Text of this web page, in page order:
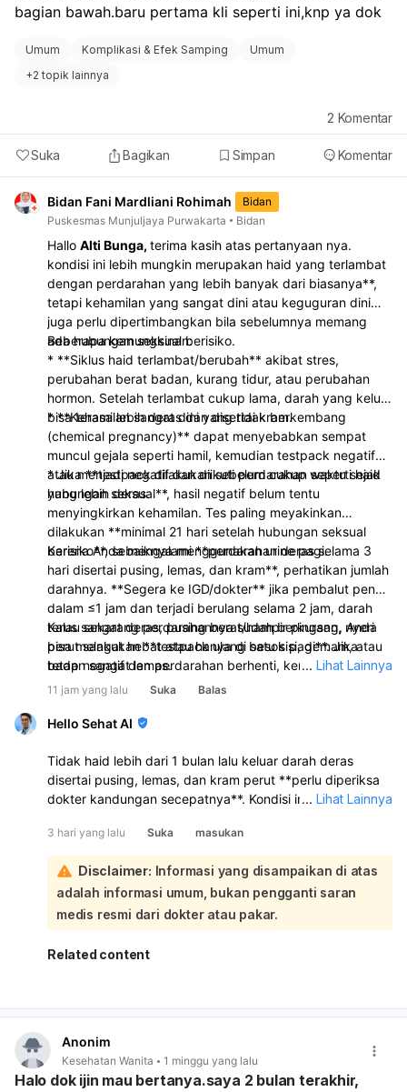
bagian bawah.baru pertama kli seperti ini,knp ya dok
Umum Komplikasi & Efek Samping
Umum
+2 topik lainnya
Suka Bagikan Simpan Komentar
2 Komentar
Bidan Fani Mardliani Rohimah
Bidan
Puskesmas Munjuljaya Purwakarta
Bidan
Hallo Alti Bunga, terima kasih atas pertanyaan nya.
kondisi ini lebih mungkin merupakan haid yang terlambat
dengan perdarahan yang lebih banyak dari biasanya**,
tetapi kehamilan yang sangat dini atau keguguran dini
juga perlu dipertimbangkan bila sebelumnya memang
ada hubungan seksual berisiko.
Beberapa kemungkinan:
* **Siklus haid terlambat/berubah** akibat stres,
perubahan berat badan, kurang tidur, atau perubahan
hormon. Setelah terlambat cukup lama, darah yang keluar
bisa terasa lebih deras dan disertai kram.
* **Kehamilan sangat dini yang tidak berkembang
(chemical pregnancy)** dapat menyebabkan sempat
muncul gejala seperti hamil, kemudian testpack negatif
atau menjadi negatif dan diikuti perdarahan seperti haid
yang lebih deras.
* Jika **testpack dilakukan sebelum cukup waktu sejak
hubungan seksual**, hasil negatif belum tentu
menyingkirkan kehamilan. Tes paling meyakinkan
dilakukan **minimal 21 hari setelah hubungan seksual
berisiko**, sebaiknya menggunakan urine pagi.
Karena Anda mengalami **perdarahan deras selama 3
hari disertai pusing, lemas, dan kram**, perhatikan jumlah
darahnya. **Segera ke IGD/dokter** jika pembalut penuh
dalam ≤1 jam dan terjadi berulang selama 2 jam, darah
terus sangat deras, pusing berat/hampir pingsan, nyeri
perut sangat hebat atau hanya di satu sisi, demam, atau
badan sangat lemas.
Kalau sekarang perdarahannya sudah berkurang, Anda
bisa melakukan **testpack ulang besok pagi**. Jika
tetap negatif dan perdarahan berhenti, kemungkinan
besar ini adalah menstruasi yang terlambat. Namun bila
ini, pemeriksaan dokter/USG.
... Lihat Lainnya
11 jam yang lalu Suka Balas
Hello Sehat AI
Tidak haid lebih dari 1 bulan lalu keluar darah deras
disertai pusing, lemas, dan kram perut **perlu diperiksa
dokter kandungan secepatnya**. Kondisi ini bisa
kemudian keluar darah seperti haid, keguguran sangat
dini, atau masalah lain pada rahim/kehamilan**. Karena
tespek negatif, kehamilan belum bisa dipastikan, tetapi
**tetap perlu evaluasi** bila keluhan berlanjut atau
perdarahannya banyak:
Kalau darah keluar sangat banyak, misalnya1 pembalut
penuh dalam 1–2 jam
fisik, tes kehamilan ulang bila perlu, dan USG agar
... Lihat Lainnya
3 hari yang lalu Suka masukan
Disclaimer: Informasi yang disampaikan di atas
adalah informasi umum, bukan pengganti saran
medis resmi dari dokter atau pakar.
Related content
Anonim
Kesehatan Wanita 1 minggu yang lalu
Halo dok ijin mau bertanya.saya 2 bulan terakhir,